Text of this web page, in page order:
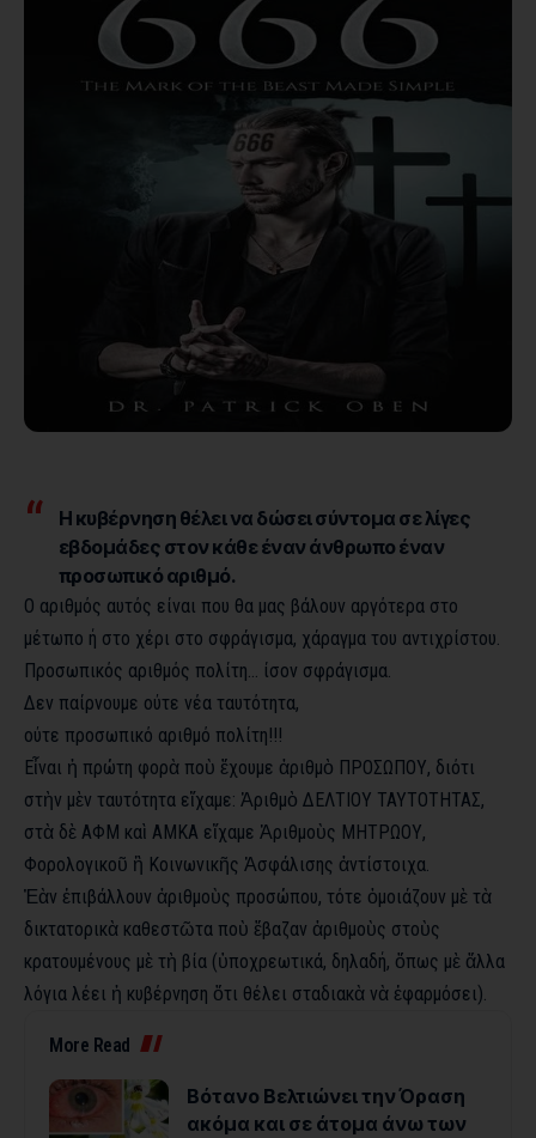
Η κυβέρνηση θέλει να δώσει σύντομα σε λίγες
εβδομάδες στον κάθε έναν άνθρωπο έναν
προσωπικό αριθμό.
Ο αριθμός αυτός είναι που θα μας βάλουν αργότερα στο
μέτωπο ή στο χέρι στο σφράγισμα, χάραγμα του αντιχρίστου.
Προσωπικός αριθμός πολίτη… ίσον σφράγισμα.
Δεν παίρνουμε ούτε νέα ταυτότητα,
ούτε προσωπικό αριθμό πολίτη!!!
Εἶναι ἡ πρώτη φορὰ ποὺ ἔχουμε ἀριθμὸ ΠΡΟΣΩΠΟΥ, διότι
στὴν μὲν ταυτότητα εἴχαμε: Ἀριθμὸ ΔΕΛΤΙΟΥ ΤΑΥΤΟΤΗΤΑΣ,
στὰ δὲ ΑΦΜ καὶ ΑΜΚΑ εἴχαμε Ἀριθμοὺς ΜΗΤΡΩΟΥ,
Φορολογικοῦ ἢ Κοινωνικῆς Ἀσφάλισης ἀντίστοιχα.
Ἐὰν ἐπιβάλλουν ἀριθμοὺς προσώπου, τότε ὁμοιάζουν μὲ τὰ
δικτατορικὰ καθεστῶτα ποὺ ἔβαζαν ἀριθμοὺς στοὺς
κρατουμένους μὲ τὴ βία (ὑποχρεωτικά, δηλαδή, ὅπως μὲ ἄλλα
λόγια λέει ἡ κυβέρνηση ὅτι θέλει σταδιακὰ νὰ ἐφαρμόσει).
More Read
Βότανο Βελτιώνει την Όραση
ακόμα και σε άτομα άνω των